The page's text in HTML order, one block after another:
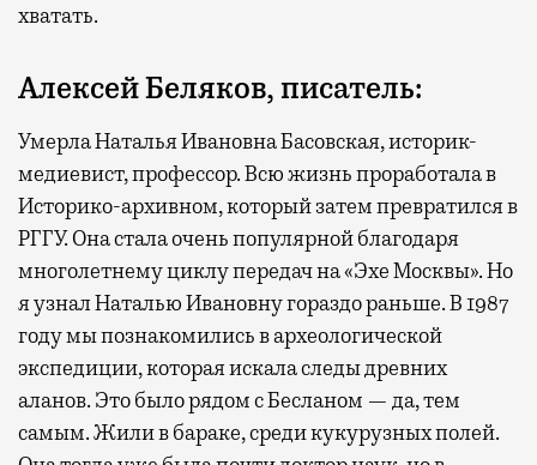
хватать.
Алексей Беляков, писатель:
Умерла Наталья Ивановна Басовская, историк-
медиевист, профессор. Всю жизнь проработала в
Историко-архивном, который затем превратился в
РГГУ. Она стала очень популярной благодаря
многолетнему циклу передач на «Эхе Москвы». Но
я узнал Наталью Ивановну гораздо раньше. В 1987
году мы познакомились в археологической
экспедиции, которая искала следы древних
аланов. Это было рядом с Бесланом — да, тем
самым. Жили в бараке, среди кукурузных полей.